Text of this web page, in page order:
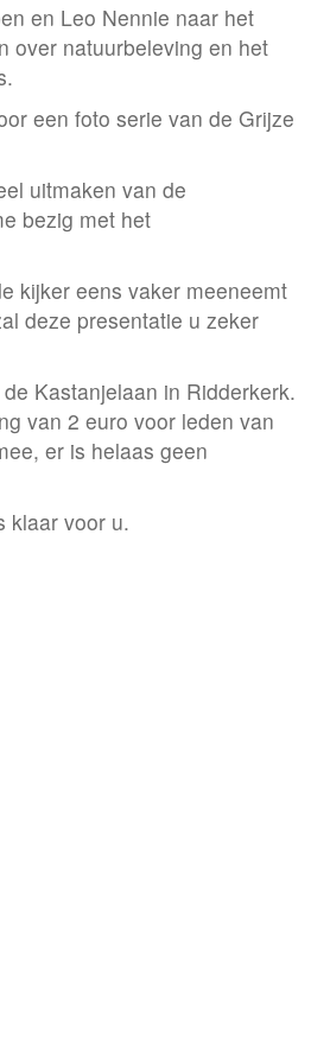
en Leo Nennie naar het
over natuurbeleving en het
een foto serie van de Grijze
uitmaken van de
bezig met het
kijker eens vaker meeneemt
deze presentatie u zeker
Kastanjelaan in Ridderkerk.
van 2 euro voor leden van
er is helaas geen
klaar voor u.